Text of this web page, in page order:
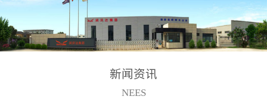
道路货物运输业务。设备
的生产制造由位于连云港
的江苏润沃达环境科技有
限公司承担。 以下设备
为润沃达AWE制氢设备系
新闻资讯
NEES